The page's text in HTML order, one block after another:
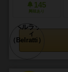
145
興味あり